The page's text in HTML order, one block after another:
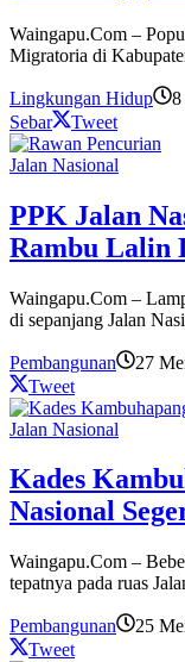
Waingapu.Com –
Migratoria di
Lingkungan Hidup 8
Sebar
Tweet
Jalan Nasional
PPK Jalan
Rambu Lalin
Waingapu.Com –
di sepanjang Jalan
Pembangunan 27
Tweet
Jalan Nasional
Kades
Nasional
Waingapu.Com –
tepatnya pada ruas
Pembangunan 25
Tweet